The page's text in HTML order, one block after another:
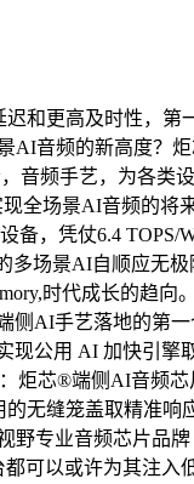
和更高及时性，第
AI音频的新高度？
频手艺，为各类
全场景AI音频的将
，凭仗6.4 TOPS/
多场景AI自顺应无
时代成长的趋向
侧AI手艺落地的第
公用 AI 加快引擎
炬芯®端侧AI音频芯
无缝笼盖取精准
专业音频芯片品
可以或许为其注入